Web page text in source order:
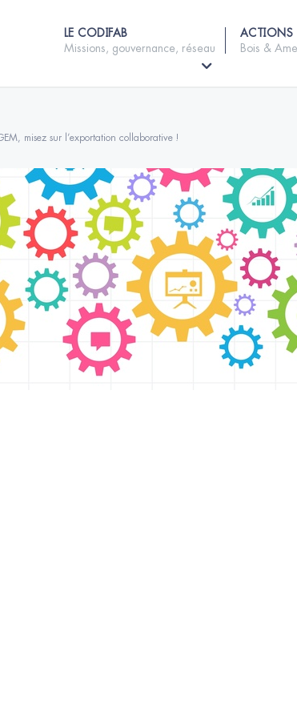
LE CODIFAB
Missions, gouvernance, réseau
ACTIONS
Bois &
misez sur l’exportation collaborative !